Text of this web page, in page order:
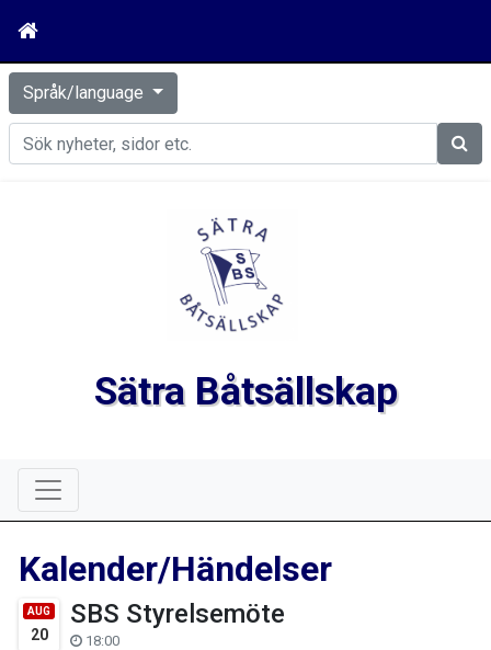
Språk/language
Sök
Sätra Båtsällskap
Kalender/Händelser
AUG
20
SBS Styrelsemöte
18:00